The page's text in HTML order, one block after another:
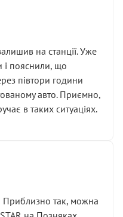
колеса”
робіт без
абсурдно:
рідини потрібно
циліндром у
на техніці,
а як максимум —
замість елементарних
Раніше міняв у
на станції. Уже
і пояснили, що
півтори години
авто. Приємно,
в таких ситуаціях.
Приблизно так, можна